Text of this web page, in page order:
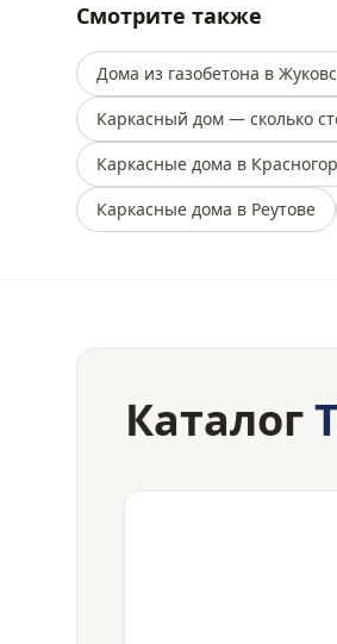
Смотрите также
Дома из газобетона в
Каркасный дом — сколько
Каркасные дома в
Каркасные дома в Реутове
Каталог